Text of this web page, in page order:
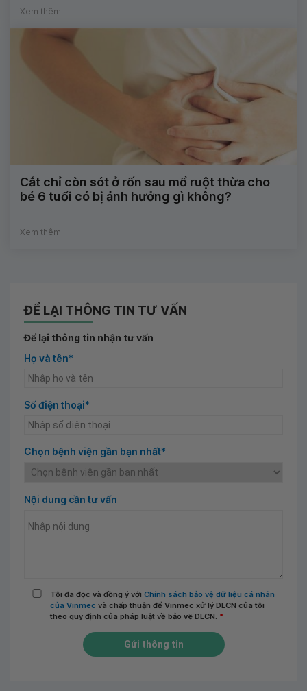
Xem thêm
Cắt chỉ còn sót ở rốn sau mổ ruột thừa cho
bé 6 tuổi có bị ảnh hưởng gì không?
Xem thêm
ĐỂ LẠI THÔNG TIN TƯ VẤN
Để lại thông tin nhận tư vấn
Họ và tên*
Số điện thoại*
Chọn bệnh viện gần bạn nhất*
Nội dung cần tư vấn
Tôi đã đọc và đồng ý với Chính sách bảo vệ dữ liệu cá nhân
của Vinmec và chấp thuận để Vinmec xử lý DLCN của tôi
theo quy định của pháp luật về bảo vệ DLCN. *
Gửi thông tin